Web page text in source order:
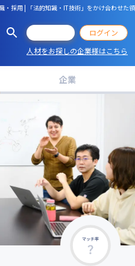
・採用 | 「法的知識・IT技術」をかけ合わせた
ログイン
人材をお探しの企業様はこちら
企業
マッチ率